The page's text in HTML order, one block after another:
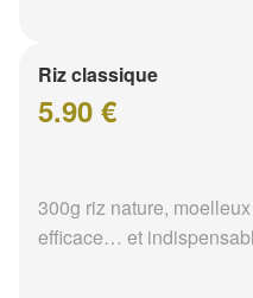
Riz classique
5.90 €
300g riz nature,
efficace… et